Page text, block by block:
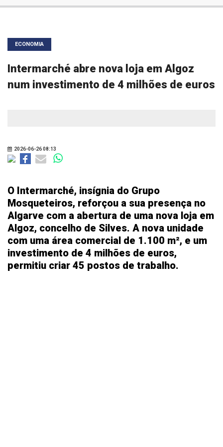
ECONOMIA
Intermarché abre nova loja em Algoz
num investimento de 4 milhões de euros
2026-06-26 08:13
O Intermarché, insígnia do Grupo
Mosqueteiros, reforçou a sua presença no
Algarve com a abertura de uma nova loja em
Algoz, concelho de Silves. A nova unidade
com uma área comercial de 1.100 m², e um
investimento de 4 milhões de euros,
permitiu criar 45 postos de trabalho.